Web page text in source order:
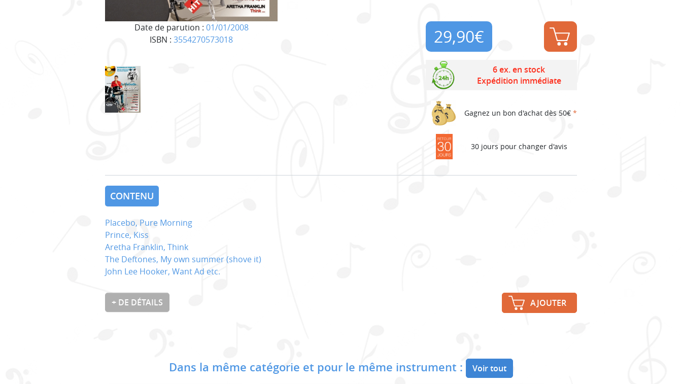
Date de parution : 01/01/2008
ISBN : 3554270573018 29,90€
6 ex. en stock
Expédition immédiate
Gagnez un bon d'achat dès 50€ *
30 jours pour changer d'avis
CONTENU
Placebo, Pure Morning
Prince, Kiss
Aretha Franklin, Think
The Deftones, My own summer (shove it)
John Lee Hooker, Want Ad etc.
+ DE DÉTAILS AJOUTER
Dans la même catégorie et pour le même instrument : Voir tout